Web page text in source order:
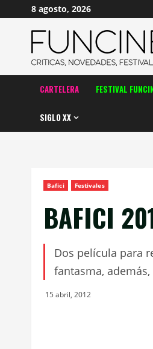
contenido
8 agosto, 2026
CARTELERA FESTIVAL
SIGLO XX
Bafici Festivales
BAFICI
Dos película para
fantasma,
15 abril, 2012